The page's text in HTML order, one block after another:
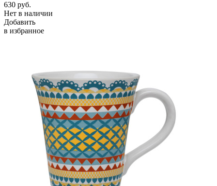
630 руб.
Нет в наличии
Добавить
в избранное